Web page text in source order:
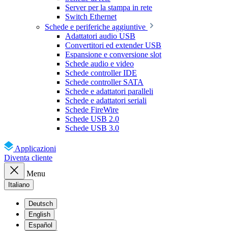
Server per la stampa in rete
Switch Ethernet
Schede e periferiche aggiuntive
Adattatori audio USB
Convertitori ed extender USB
Espansione e conversione slot
Schede audio e video
Schede controller IDE
Schede controller SATA
Schede e adattatori paralleli
Schede e adattatori seriali
Schede FireWire
Schede USB 2.0
Schede USB 3.0
Applicazioni
Diventa cliente
Menu
Italiano
Deutsch
English
Español